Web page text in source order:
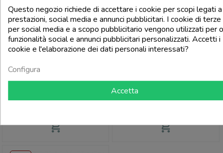
Colli Tortonesi Timorasso Doc
Derthona 2019 - Mariotto
Prezzo
15,99 €
Chicche
add_shopping_cart
Cavallina 2018 - Mariotto
Prezzo
27,00 €
Chicche
add_shopping_cart
Questo negozio richiede di accettare i cookie per scopi legati a
prestazioni, social media e annunci pubblicitari. I cookie di
per social media e a scopo pubblicitario vengono utilizzati per
funzionalità social e annunci pubblicitari personalizzati. Accetti i
cookie e l'elaborazione dei dati personali interessati?
Configura
Accetta